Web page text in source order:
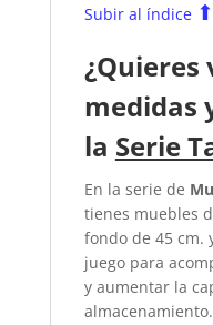
Subir al índice ⬆
¿Quieres
medidas
la Serie
En la serie de
tienes muebles
fondo de 45 cm.
juego para
y aumentar la
almacenamiento.